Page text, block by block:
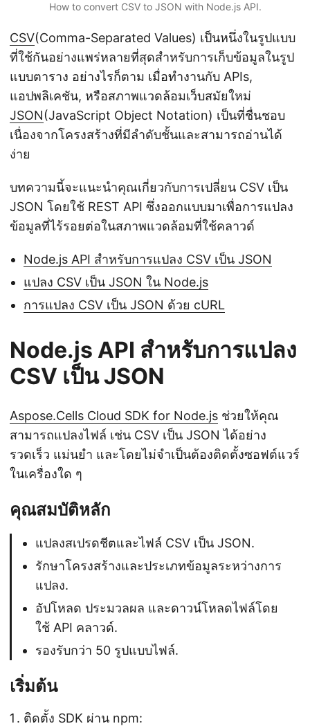
How to convert CSV to JSON with Node.js API.
CSV(Comma-Separated Values) เป็นหนึ่งในรูปแบบ
ที่ใช้กันอย่างแพร่หลายที่สุดสำหรับการเก็บข้อมูลในรูป
แบบตาราง อย่างไรก็ตาม เมื่อทำงานกับ APIs,
แอปพลิเคชัน, หรือสภาพแวดล้อมเว็บสมัยใหม่
JSON(JavaScript Object Notation) เป็นที่ชื่นชอบ
เนื่องจากโครงสร้างที่มีลำดับชั้นและสามารถอ่านได้
ง่าย
บทความนี้จะแนะนำคุณเกี่ยวกับการเปลี่ยน CSV เป็น
JSON โดยใช้ REST API ซึ่งออกแบบมาเพื่อการแปลง
ข้อมูลที่ไร้รอยต่อในสภาพแวดล้อมที่ใช้คลาวด์
Node.js API สำหรับการแปลง CSV เป็น JSON
แปลง CSV เป็น JSON ใน Node.js
การแปลง CSV เป็น JSON ด้วย cURL
Node.js API สำหรับการแปลง
CSV เป็น JSON
Aspose.Cells Cloud SDK for Node.js ช่วยให้คุณ
สามารถแปลงไฟล์ เช่น CSV เป็น JSON ได้อย่าง
รวดเร็ว แม่นยำ และโดยไม่จำเป็นต้องติดตั้งซอฟต์แวร์
ในเครื่องใด ๆ
คุณสมบัติหลัก
แปลงสเปรดชีตและไฟล์ CSV เป็น JSON.
รักษาโครงสร้างและประเภทข้อมูลระหว่างการ
แปลง.
อัปโหลด ประมวลผล และดาวน์โหลดไฟล์โดย
ใช้ API คลาวด์.
รองรับกว่า 50 รูปแบบไฟล์.
เริ่มต้น
ติดตั้ง SDK ผ่าน npm: